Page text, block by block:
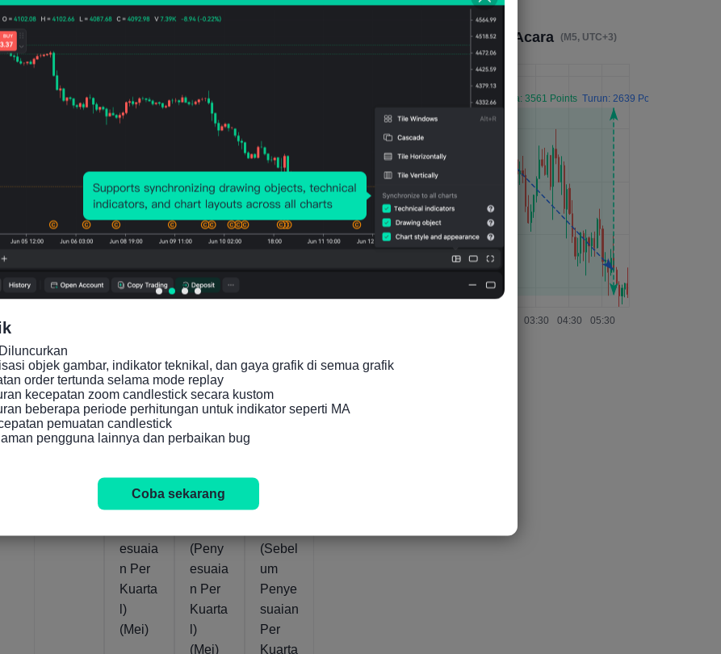
Dampak 4 Jam Setelah Acara (M5, UTC+3)
Indikator yang Relevan
Peran
Peran
Nilai
Impor
esuaia
n Per
Kuarta
l)
(Mei)
Reken
ing
(Peny
esuaia
n Per
Kuarta
l)
(Mei)
(Sebel
um
Penye
suaian
Per
Kuarta
objek gambar, indikator teknikal, dan gaya grafik di semua grafik
order tertunda selama mode replay
kecepatan zoom candlestick secara kustom
beberapa periode perhitungan untuk indikator seperti MA
pemuatan candlestick
pengguna lainnya dan perbaikan bug
Coba sekarang